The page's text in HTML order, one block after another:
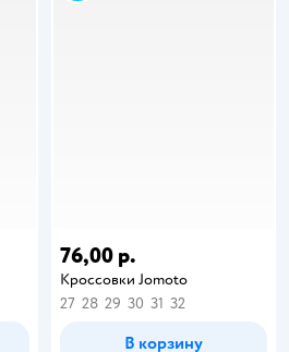
76,00 р.
Кроссовки Jomoto
27 28 29 30 31 32
В корзину